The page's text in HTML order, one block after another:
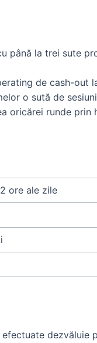
până la trei sute
de cash-out
o sută de
oricărei runde
ore ale zile